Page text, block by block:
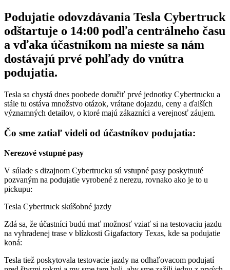
Podujatie odovzdávania Tesla Cybertruck
odštartuje o 14:00 podľa centrálneho času
a vďaka účastníkom na mieste sa nám
dostávajú prvé pohľady do vnútra
podujatia.
Tesla sa chystá dnes poobede doručiť prvé jednotky Cybertrucku a
stále tu ostáva množstvo otázok, vrátane dojazdu, ceny a ďalších
významných detailov, o ktoré majú zákazníci a verejnosť záujem.
Čo sme zatiaľ videli od účastníkov podujatia:
Nerezové vstupné pasy
V súlade s dizajnom Cybertrucku sú vstupné pasy poskytnuté
pozvaným na podujatie vyrobené z nerezu, rovnako ako je to u
pickupu:
Tesla Cybertruck skúšobné jazdy
Zdá sa, že účastníci budú mať možnosť vziať si na testovaciu jazdu
na vyhradenej trase v blízkosti Gigafactory Texas, kde sa podujatie
koná:
Tesla tiež poskytovala testovacie jazdy na odhaľovacom podujatí